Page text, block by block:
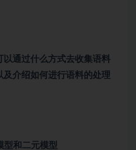
通过什么方式去收集语料
及介绍如何进行语料的处理
型和二元模型